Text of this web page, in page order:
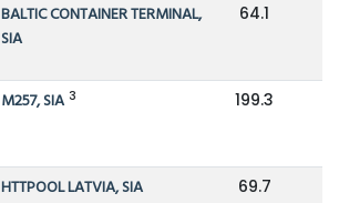
BALTIC CONTAINER TERMINAL,
SIA
64.1
M257, SIA 3 199.3
HTTPOOL LATVIA, SIA 69.7